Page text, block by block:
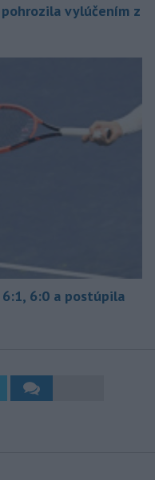
vylúčením z
6:0 a postúpila